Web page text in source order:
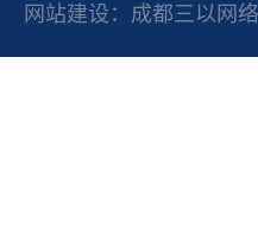
网站建设：成都三以网络